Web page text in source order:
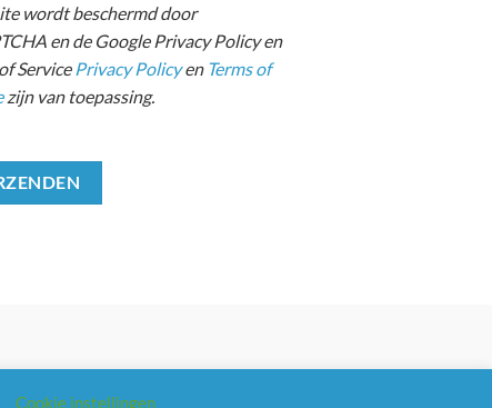
wordt beschermd door
en de Google Privacy Policy en
Service Privacy Policyen Terms of
zijn van toepassing.
Cookie instellingen